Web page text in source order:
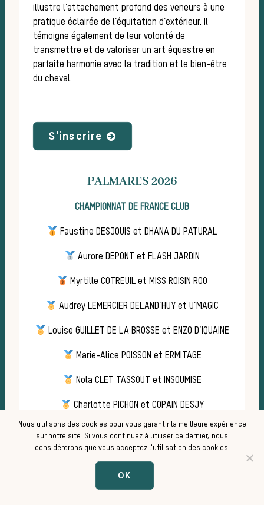
la
illustre l’attachement profond des veneurs à une
pratique éclairée de l’équitation d’extérieur. Il
témoigne également de leur volonté de
transmettre et de valoriser un art équestre en
parfaite harmonie avec la tradition et le bien-être
du cheval.
S'inscrire
PALMARES 2026
CHAMPIONNAT DE FRANCE CLUB
Faustine DESJOUIS et DHANA DU PATURAL
Aurore DEPONT et FLASH JARDIN
Myrtille COTREUIL et MISS ROISIN ROO
Audrey LEMERCIER DELAND’HUY et U’MAGIC
Louise GUILLET DE LA BROSSE et ENZO D’IQUAINE
Marie-Alice POISSON et ERMITAGE
Nola CLET TASSOUT et INSOUMISE
Charlotte PICHON et COPAIN DESJY
CLASSEMENT CLUB
Nous utilisons des cookies pour vous garantir la meilleure expérience
sur notre site. Si vous continuez à utiliser ce dernier, nous
considérerons que vous acceptez l'utilisation des cookies.
OK